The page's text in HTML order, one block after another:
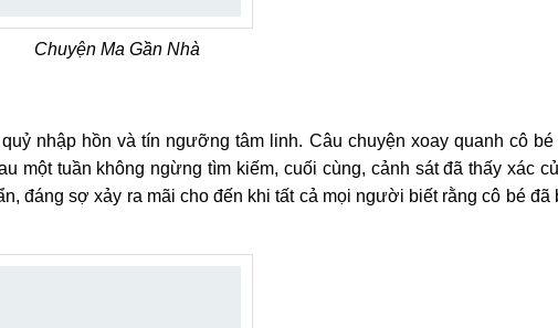
Chuyện Ma Gần Nhà
nhập hồn và tín ngưỡng tâm linh. Câu chuyện xoay quanh cô bé
một tuần không ngừng tìm kiếm, cuối cùng, cảnh sát đã thấy xác
đáng sợ xảy ra mãi cho đến khi tất cả mọi người biết rằng cô bé đã